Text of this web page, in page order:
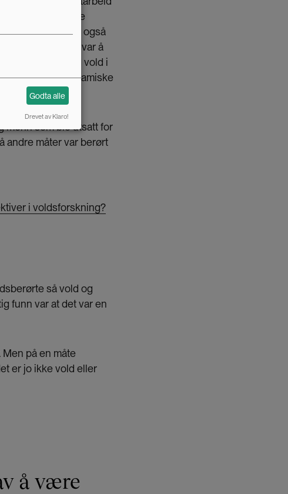
og kvalitative
informanter som også
områder. Målet var å
erfaringer med vold i
overgrep i samiske
menn som ble utsatt for
andre måter var berørt
i voldsforskning?
så vold og
funn var at det var en
på en måte
er jo ikke vold eller
å være
Godta alle
Drevet av Klaro!